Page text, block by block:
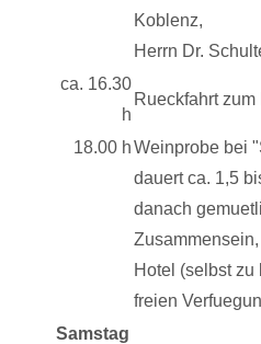
Koblenz,
Herrn Dr.
ca. 16.30
h
Rueckfahrt zum
18.00 hWeinprobe bei
dauert ca. 1,5
danach
Hotel (selbst
freien
Samstag